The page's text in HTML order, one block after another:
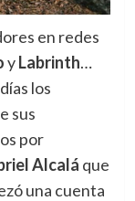
en redes
yLabrinth…
los
sus
por
Alcalá que
una cuenta